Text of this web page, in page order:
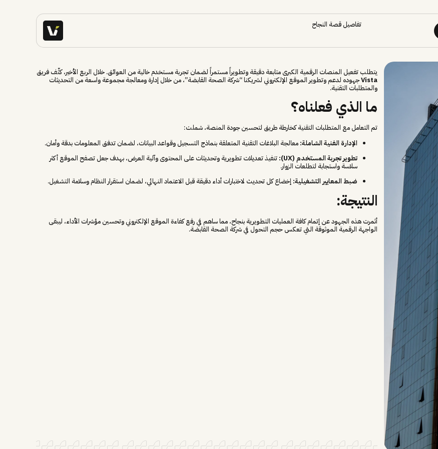
تفاصيل قصة النجاح
يتطلب تفعيل المنصات الرقمية الكبرى متابعة دقيقة وتطويراً مستمراً لضمان تجربة مستخدم خالية من العوائق. خلال الربع الأخير، كثّف فريق
Vistaجهوده لدعم وتطوير الموقع الإلكتروني لشريكنا “شركة الصحة القابضة”، من خلال إدارة ومعالجة مجموعة واسعة من التحديثات
والمتطلبات التقنية.
ما الذي فعلناه؟
تم التعامل مع المتطلبات التقنية كخارطة طريق لتحسين جودة المنصة، شملت:
الإدارة الفنية الشاملة: معالجة البلاغات التقنية المتعلقة بنماذج التسجيل وقواعد البيانات، لضمان تدفق المعلومات بدقة وأمان.
تطوير تجربة المستخدم (UX):
تنفيذ تعديلات تطويرية وتحديثات على المحتوى وآلية العرض، بهدف جعل تصفح الموقع أكثر
سلاسة واستجابة لتطلعات الزوار.
ضبط المعايير التشغيلية: إخضاع كل تحديث لاختبارات أداء دقيقة قبل الاعتماد النهائي، لضمان استقرار النظام وسلامة التشغيل.
النتيجة:
أثمرت هذه الجهود عن إتمام كافة العمليات التطويرية بنجاح، مما ساهم في رفع كفاءة الموقع الإلكتروني وتحسين مؤشرات الأداء، ليبقى
الواجهة الرقمية الموثوقة التي تعكس حجم التحول في شركة الصحة القابضة.